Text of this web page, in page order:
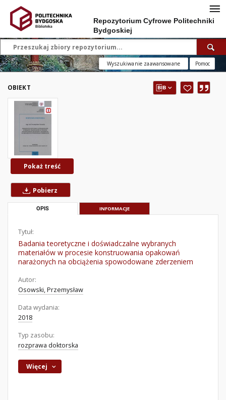
Repozytorium Cyfrowe Politechniki
Bydgoskiej
Wyszukiwanie zaawansowane Pomoc
OBIEKT
Pokaż treść
Pobierz
OPIS INFORMACJE
Tytuł:
Badania teoretyczne i doświadczalne wybranych
materiałów w procesie konstruowania opakowań
narażonych na obciążenia spowodowane zderzeniem
Autor:
Osowski, Przemysław
Data wydania:
2018
Typ zasobu:
rozprawa doktorska
Więcej